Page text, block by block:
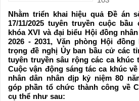
Nhằm triển khai hiệu quả Đề án
17/11/2025 tuyên truyền cuộc
khóa XVI và đại biểu Hội đồng
2026 - 2031, Văn phòng Hội
trọng đề nghị Ủy ban bầu cử các
tuyên truyền sâu rộng các ca khúc
Cuộc vận động sáng tác ca khúc
nhân dân nhân dịp kỷ niệm 80
góp phần tổ chức thành công về
cụ thể như sau: